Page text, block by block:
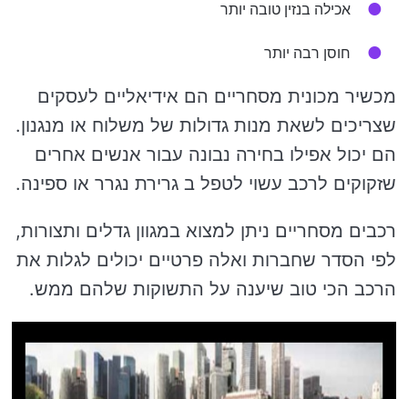
אכילה בנזין טובה יותר
חוסן רבה יותר
מכשיר מכונית מסחריים הם אידיאליים לעסקים
שצריכים לשאת מנות גדולות של משלוח או מנגנון.
הם יכול אפילו בחירה נבונה עבור אנשים אחרים
שזקוקים לרכב עשוי לטפל ב גרירת נגרר או ספינה.
רכבים מסחריים ניתן למצוא במגוון גדלים ותצורות,
לפי הסדר שחברות ואלה פרטיים יכולים לגלות את
הרכב הכי טוב שיענה על התשוקות שלהם ממש.